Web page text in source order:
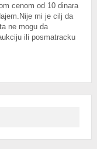
cenom od 10 dinara
mi je cilj da
ne mogu da
ili posmatracku